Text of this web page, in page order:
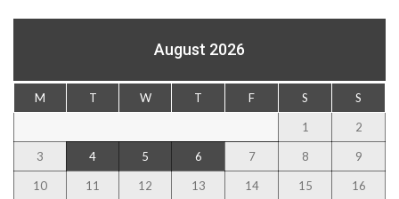
August 2026
M T W T F S S
1 2
3 4 5 6 7 8 9
10 11 12 13 14 15 16